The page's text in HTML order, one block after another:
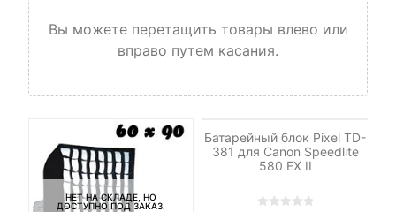
Вы можете перетащить товары влево или
вправо путем касания.
НЕТ НА СКЛАДЕ, НО
ДОСТУПНО ПОД ЗАКАЗ.
Батарейный блок Pixel TD-
381 для Canon Speedlite
580 EX II